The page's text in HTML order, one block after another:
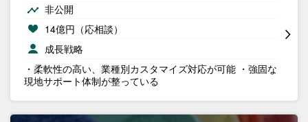
非公開
14億円（応相談）
成長戦略
・柔軟性の高い、業種別カスタマイズ対応が可能 ・強固な
現地サポート体制が整っている